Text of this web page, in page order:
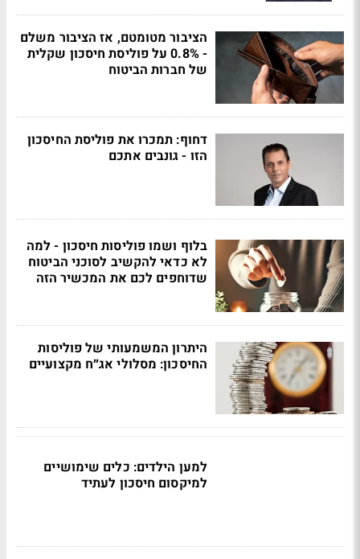
הציבור מטומטם, אז הציבור משלם
- 0.8% על פוליסת חיסכון שקלית
של חברות הביטוח
דחוף: תמכרו את פוליסת החיסכון
הזו - גונבים אתכם
בלוף ושמו פוליסות חיסכון - למה
לא כדאי להקשיב לסוכני הביטוח
שדוחפים לכם את המכשיר הזה
היתרון המשמעותי של פוליסות
החיסכון: מסלולי אג״ח מקצועיים
למען הילדים: כלים שימושיים
למיקסום חיסכון לעתיד